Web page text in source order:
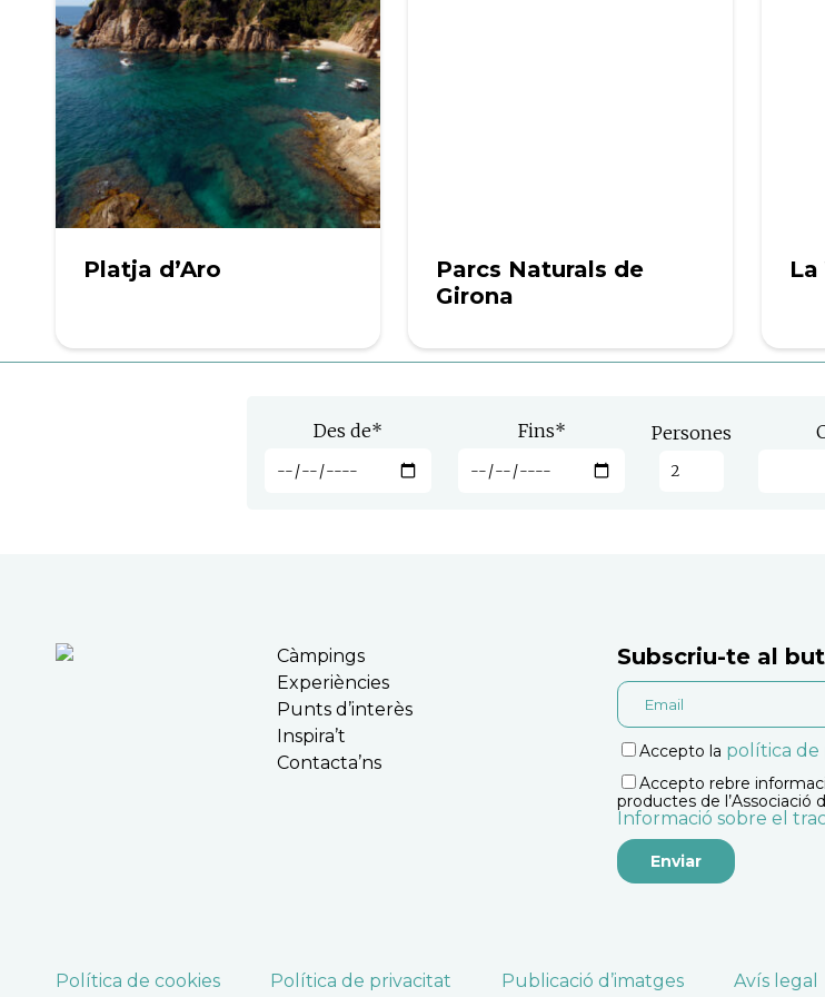
Platja d’Aro
Parcs Naturals de
Girona
Des de* Fins* Persones
Càmpings
Experiències
Punts d’interès
Inspira’t
Contacta’ns
Subscriu-te al
Accepto la política de
Accepto rebre
productes de l’Associació
Informació sobre el
Política de cookies Política de privacitat Publicació d’imatges Avís legal